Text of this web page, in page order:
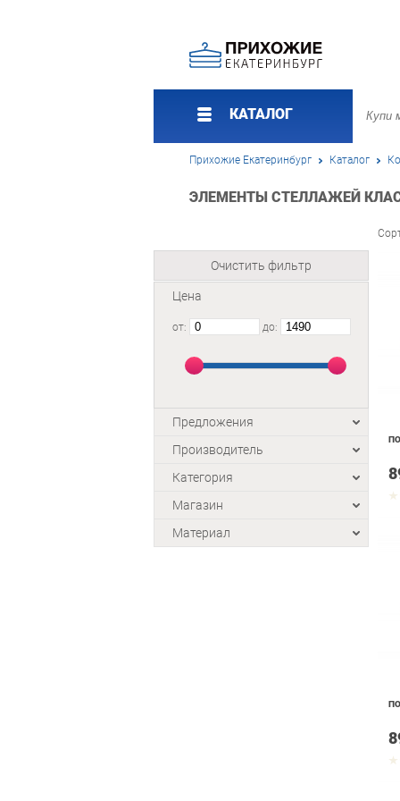
КАТАЛОГ
Прихожие Екатеринбург Каталог
ЭЛЕМЕНТЫ СТЕЛЛАЖЕЙ
Очистить фильтр
Цена
от: до:
Предложения
Производитель
Категория
Магазин
Материал